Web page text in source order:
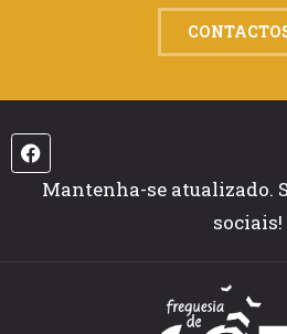
Mantenha-se atualizado.
sociais!